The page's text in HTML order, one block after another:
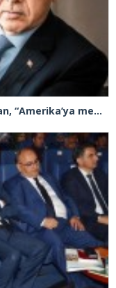
Cumhurbaşkanı Recep Tayyip Erdoğan, “Amerika’ya medeni demem”